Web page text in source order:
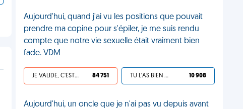
Aujourd'hui, quand j'ai vu les positions que pouvait
prendre ma copine pour s'épiler, je me suis rendu
compte que notre vie sexuelle était vraiment bien
fade. VDM
JE VALIDE, C'EST UNE VDM 84 751 TU L'AS BIEN MÉRITÉ 10 908
Aujourd'hui, un oncle que je n'ai pas vu depuis avant